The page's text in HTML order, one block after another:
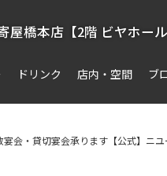
屋橋本店【2階 ビヤホール
ドリンク 店内・空間 ブ
宴会・貸切宴会承ります【公式】ニ